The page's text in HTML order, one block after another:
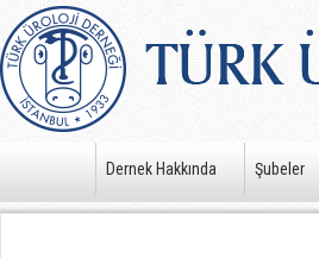
Dernek Hakkında Şubeler